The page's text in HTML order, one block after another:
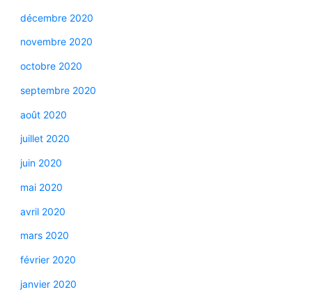
décembre 2020
novembre 2020
octobre 2020
septembre 2020
août 2020
juillet 2020
juin 2020
mai 2020
avril 2020
mars 2020
février 2020
janvier 2020